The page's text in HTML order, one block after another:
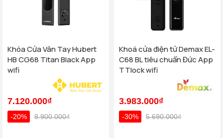
Khóa Cửa Vân Tay Hubert
HB CG68 Titan Black App
wifi
7.120.000₫
-20% 8.900.000₫
Khoá cửa điện tử Demax EL-
C68 BL tiêu chuẩn Đức App
TTlock wifi
3.983.000₫
-30% 5.690.000₫